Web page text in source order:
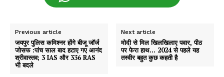
Previous article
जयपुर पुलिस कमिश्नर होंगे बीजू जॉर्ज
जोसफ :पांच साल बाद हटाए गए आनंद
श्रीवास्तव; 3 IAS और 336 RAS
भी बदले
Next article
मोदी से मिल खिलखिलाए पवार, पीठ
पर फेरा हाथ… 2024 से पहले यह
तस्वीर बहुत कुछ कहती है